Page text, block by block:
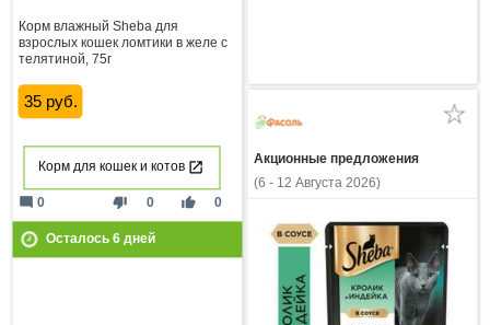
Корм влажный Sheba для
взрослых кошек ломтики в желе с
телятиной, 75г
35 руб.
Корм для кошек и котов
thumb_down 0 thumb_up 0
mode_comment 0
Осталось 6дней
Акционные предложения
(6 - 12 Августа 2026)